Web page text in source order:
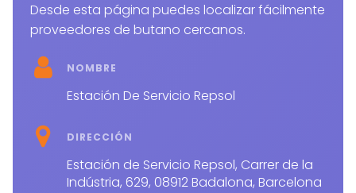
Desde esta página puedes localizar fácilmente
proveedores de butano cercanos.
NOMBRE
Estación De Servicio Repsol
DIRECCIÓN
Estación de Servicio Repsol, Carrer de la
Indústria, 629, 08912 Badalona, Barcelona